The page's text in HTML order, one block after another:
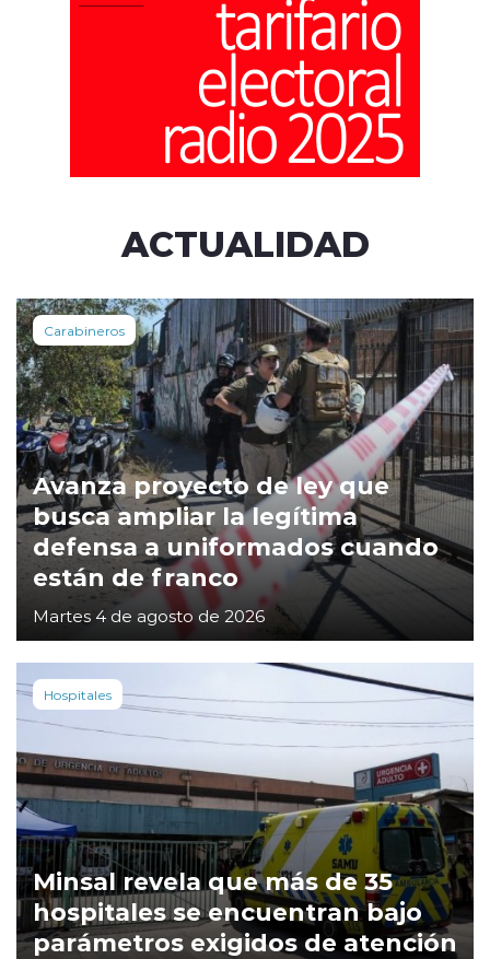
ACTUALIDAD
Carabineros
Avanza proyecto de ley que
busca ampliar la legítima
defensa a uniformados cuando
están de franco
Martes 4 de agosto de 2026
Hospitales
Minsal revela que más de 35
hospitales se encuentran bajo
parámetros exigidos de atención